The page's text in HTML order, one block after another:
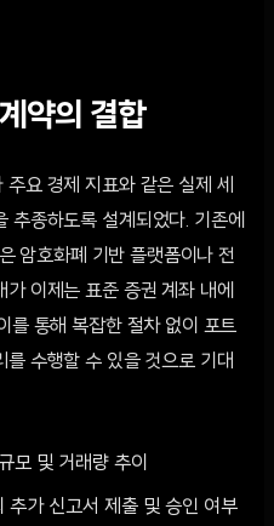
약의 결합
요 경제 지표와 같은 실제 세
추종하도록 설계되었다. 기존에
암호화폐 기반 플랫폼이나 전
이제는 표준 증권 계좌 내에
를 통해 복잡한 절차 없이 포트
수행할 수 있을 것으로 기대
모 및 거래량 추이
추가 신고서 제출 및 승인 여부